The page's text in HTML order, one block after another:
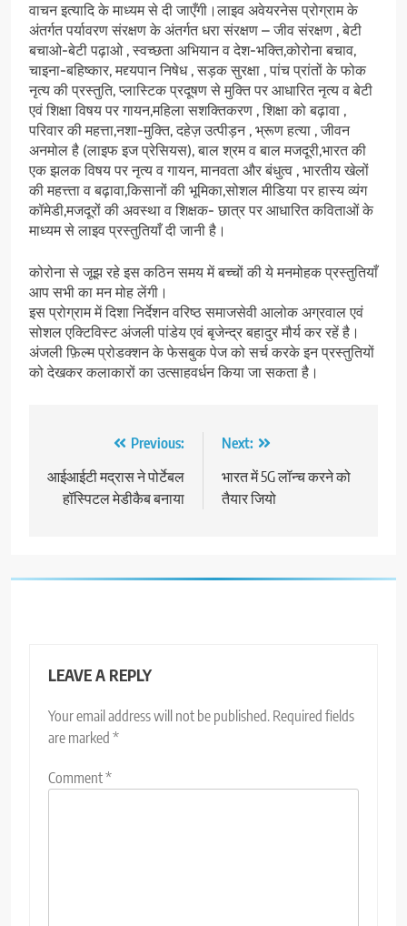
वाचन इत्यादि के माध्यम से दी जाएँगी।लाइव अवेयरनेस प्रोग्राम के
अंतर्गत पर्यावरण संरक्षण के अंतर्गत धरा संरक्षण – जीव संरक्षण , बेटी
बचाओ-बेटी पढ़ाओ , स्वच्छता अभियान व देश-भक्ति,कोरोना बचाव,
चाइना-बहिष्कार, मद्द्यपान निषेध , सड़क सुरक्षा , पांच प्रांतों के फोक
नृत्य की प्रस्तुति, प्लास्टिक प्रदूषण से मुक्ति पर आधारित नृत्य व बेटी
एवं शिक्षा विषय पर गायन,महिला सशक्तिकरण , शिक्षा को बढ़ावा ,
परिवार की महत्ता,नशा-मुक्ति, दहेज़ उत्पीड़न , भ्रूण हत्या , जीवन
अनमोल है (लाइफ इज प्रेसियस), बाल श्रम व बाल मजदूरी,भारत की
एक झलक विषय पर नृत्य व गायन, मानवता और बंधुत्व , भारतीय खेलों
की महत्त्ता व बढ़ावा,किसानों की भूमिका,सोशल मीडिया पर हास्य व्यंग
कॉमेडी,मजदूरों की अवस्था व शिक्षक- छात्र पर आधारित कविताओं के
माध्यम से लाइव प्रस्तुतियाँ दी जानी है।
कोरोना से जूझ रहे इस कठिन समय में बच्चों की ये मनमोहक प्रस्तुतियाँ
आप सभी का मन मोह लेंगी।
इस प्रोग्राम में दिशा निर्देशन वरिष्ठ समाजसेवी आलोक अग्रवाल एवं
सोशल एक्टिविस्ट अंजली पांडेय एवं बृजेन्द्र बहादुर मौर्य कर रहें है।
अंजली फ़िल्म प्रोडक्शन के फेसबुक पेज को सर्च करके इन प्रस्तुतियों
को देखकर कलाकारों का उत्साहवर्धन किया जा सकता है।
navigation
Previous:
आईआईटी मद्रास ने पोर्टेबल
हॉस्पिटल मेडीकैब बनाया
Next:
भारत में 5G लॉन्‍च करने को
तैयार जियो
LEAVE A REPLY
Your email address will not be published. Required fields
are marked *
Comment*